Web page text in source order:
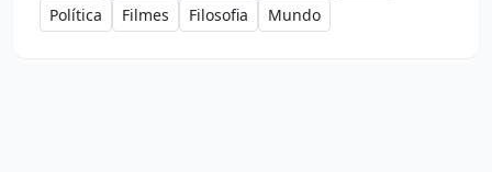
Política
Filmes Filosofia Mundo